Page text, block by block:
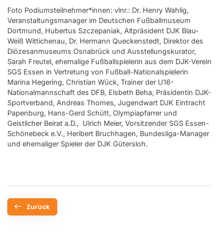
Foto Podiumsteilnehmer*innen: vlnr.: Dr. Henry Wahlig,
Veranstaltungsmanager im Deutschen Fußballmuseum
Dortmund, Hubertus Szczepaniak, Altpräsident DJK Blau-
Weiß Wittichenau, Dr. Hermann Queckenstedt, Direktor des
Diözesanmuseums Osnabrück und Ausstellungskurator,
Sarah Freutel, ehemalige Fußballspielerin aus dem DJK-Verein
SGS Essen in Vertretung von Fußball-Nationalspielerin
Marina Hegering, Christian Wück, Trainer der U16-
Nationalmannschaft des DFB, Elsbeth Beha, Präsidentin DJK-
Sportverband, Andreas Thomes, Jugendwart DJK Eintracht
Papenburg, Hans-Gerd Schütt, Olympiapfarrer und
Geistlicher Beirat a.D., Ulrich Meier, Vorsitzender SGS Essen-
Schönebeck e.V., Heribert Bruchhagen, Bundesliga-Manager
und ehemaliger Spieler der DJK Gütersloh.
Zurück